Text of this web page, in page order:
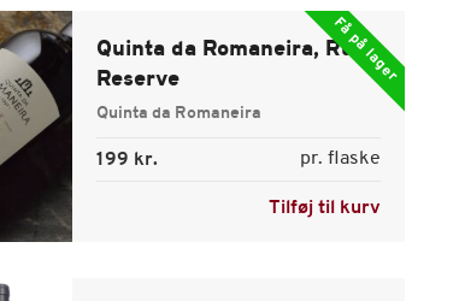
Få på lager
Quinta da Romaneira, Ruby
Reserve
Quinta da Romaneira
199 kr. pr. flaske
Tilføj til kurv